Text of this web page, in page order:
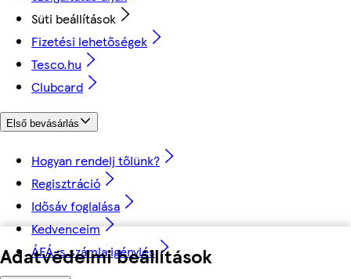
Adatvédelmi beállítások
Süti beállítások
Fizetési lehetőségek
Tesco.hu
Clubcard
Első bevásárlás
Hogyan rendelj tőlünk?
Regisztráció
Idősáv foglalása
Kedvenceim
ÁFÁ-s számla igénylés